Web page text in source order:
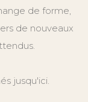
de forme,
de nouveaux
jusqu'ici.